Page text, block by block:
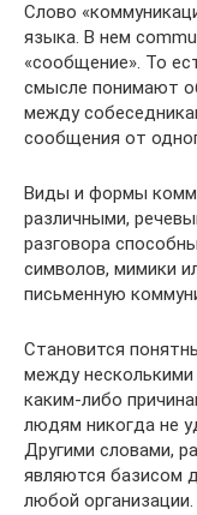
Слово
языка. В нем
«сообщение». То
смысле понимают
между
сообщения от
Виды и формы
различными,
разговора
символов, мимики
письменную
Становится
между
каким-либо
людям никогда не
Другими словами,
являются базисом
любой организации.